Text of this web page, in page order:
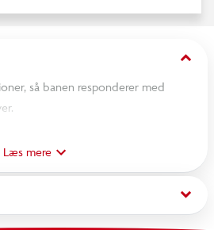
keyboard_arrow_down
så banen responderer med
Læs mere
keyboard_arrow_down